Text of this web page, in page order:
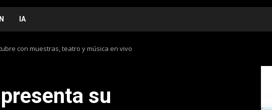
IA
con muestras, teatro y música en vivo
su